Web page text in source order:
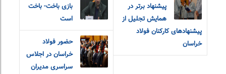
پیشنهاد برتر در
همایش تجلیل از
پیشنهادهای کارکنان فولاد
خراسان
بازی باخت- باخت
است
حضور فولاد
خراسان در اجلاس
سراسری مدیران